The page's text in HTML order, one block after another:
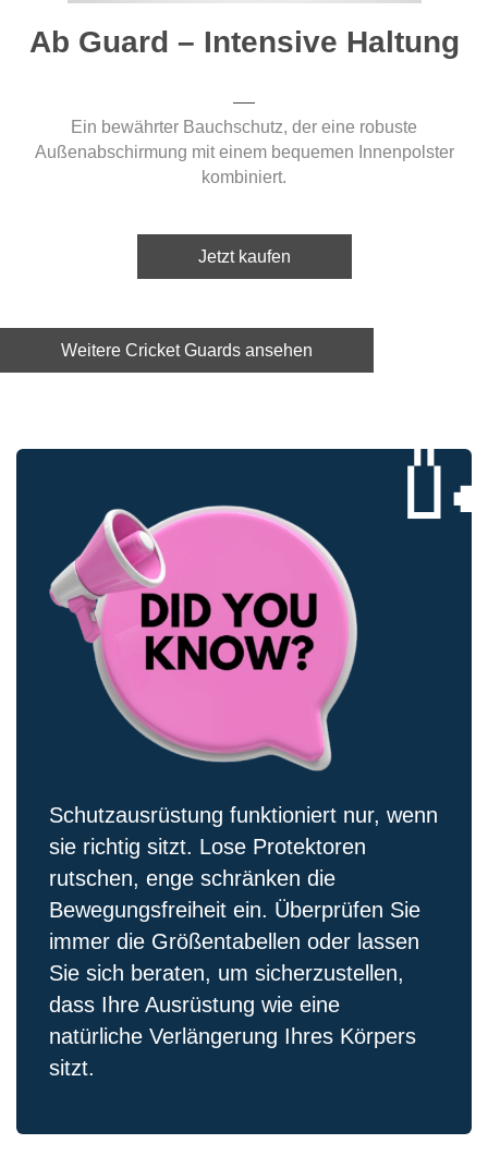
Ab Guard – Intensive Haltung
Ein bewährter Bauchschutz, der eine robuste
Außenabschirmung mit einem bequemen Innenpolster
kombiniert.
Jetzt kaufen
Weitere Cricket Guards ansehen
Schutzausrüstung funktioniert nur, wenn
sie richtig sitzt. Lose Protektoren
rutschen, enge schränken die
Bewegungsfreiheit ein. Überprüfen Sie
immer die Größentabellen oder lassen
Sie sich beraten, um sicherzustellen,
dass Ihre Ausrüstung wie eine
natürliche Verlängerung Ihres Körpers
sitzt.